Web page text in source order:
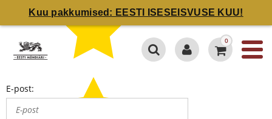
Kuu pakkumised: EESTI ISESEISVUSE KUU!
0
E-post: